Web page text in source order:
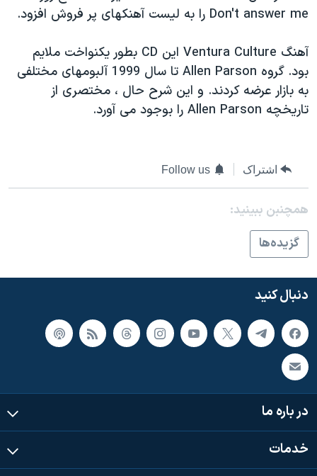
Don't answer me را به ليست آهنکهای پر فروش افزود.
آهنگ Ventura Culture اين CD بطور يکنواخت ملايم
بود. گروه Allen Parson تا سال 1999 آلبومهای مختلفی
به بازار عرضه کردند. و اين شرح حال ، مختصری از
تاريخچه Allen Parson را بوجود می آورد.
اشتراک Follow us
همچنبن ببینید:
گزيده‌ها
دنبال کنید
در باره ما
خدمات